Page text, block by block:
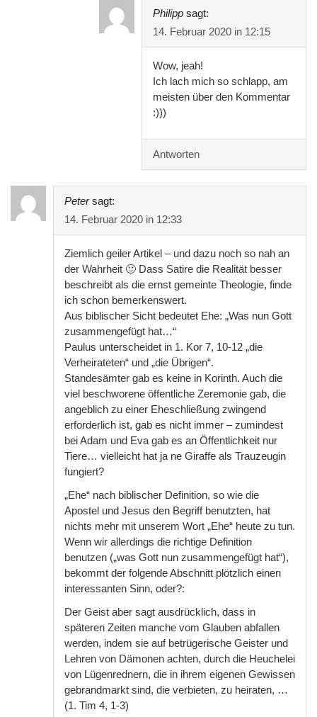
Philipp sagt:
14. Februar 2020 in 12:15
Wow, jeah!
Ich lach mich so schlapp, am
meisten über den Kommentar
:)))
Antworten
Peter sagt:
14. Februar 2020 in 12:33
Ziemlich geiler Artikel – und dazu noch so nah an
der Wahrheit 🙂 Dass Satire die Realität besser
beschreibt als die ernst gemeinte Theologie, finde
ich schon bemerkenswert.
Aus biblischer Sicht bedeutet Ehe: „Was nun Gott
zusammengefügt hat…“
Paulus unterscheidet in 1. Kor 7, 10-12 „die
Verheirateten“ und „die Übrigen“.
Standesämter gab es keine in Korinth. Auch die
viel beschworene öffentliche Zeremonie gab, die
angeblich zu einer Eheschließung zwingend
erforderlich ist, gab es nicht immer – zumindest
bei Adam und Eva gab es an Öffentlichkeit nur
Tiere… vielleicht hat ja ne Giraffe als Trauzeugin
fungiert?
„Ehe“ nach biblischer Definition, so wie die
Apostel und Jesus den Begriff benutzten, hat
nichts mehr mit unserem Wort „Ehe“ heute zu tun.
Wenn wir allerdings die richtige Definition
benutzen („was Gott nun zusammengefügt hat“),
bekommt der folgende Abschnitt plötzlich einen
interessanten Sinn, oder?:
Der Geist aber sagt ausdrücklich, dass in
späteren Zeiten manche vom Glauben abfallen
werden, indem sie auf betrügerische Geister und
Lehren von Dämonen achten, durch die Heuchelei
von Lügenrednern, die in ihrem eigenen Gewissen
gebrandmarkt sind, die verbieten, zu heiraten, …
(1. Tim 4, 1-3)